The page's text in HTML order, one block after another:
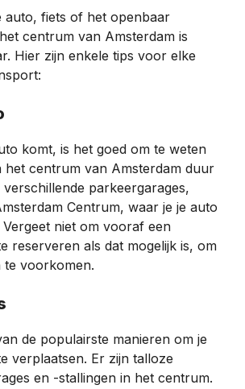
auto, fiets of het openbaar
centrum van Amsterdam is
Hier zijn enkele tips voor elke
komt, is het goed om te weten
het centrum van Amsterdam duur
verschillende parkeergarages,
Centrum, waar je je auto
niet om vooraf een
reserveren als dat mogelijk is, om
te voorkomen.
de populairste manieren om je
verplaatsen. Er zijn talloze
en -stallingen in het centrum.